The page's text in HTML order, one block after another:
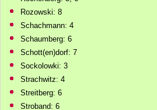
Rozowski: 8
Schachmann: 4
Schaumberg: 6
Schott(en)dorf: 7
Sockolowki: 3
Strachwitz: 4
Streitberg: 6
Stroband: 6